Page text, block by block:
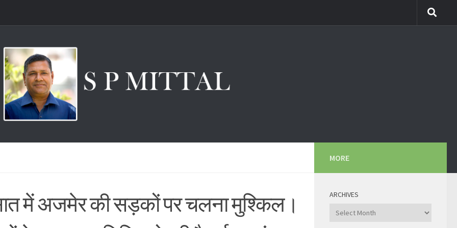
में अजमेर की सड़कों पर चलना मुश्किल।
MORE
ARCHIVES
Archives